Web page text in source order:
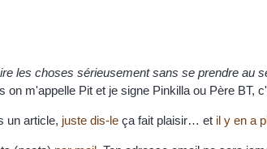
les choses sérieusement sans se prendre au
on m'appelle Pit et je signe Pinkilla ou Père BT,
un article, juste dis-le ça fait plaisir… et il y en a